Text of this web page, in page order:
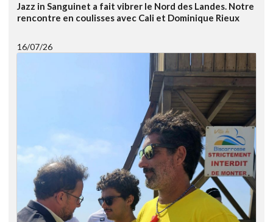
Jazz in Sanguinet a fait vibrer le Nord des Landes. Notre
rencontre en coulisses avec Cali et Dominique Rieux
16/07/26